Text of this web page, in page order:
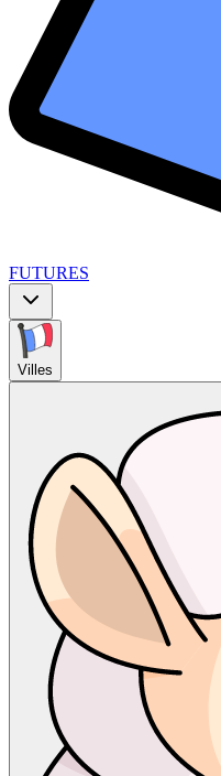
FUTURES
Villes